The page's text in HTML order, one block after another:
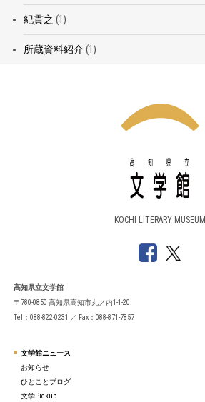
紀貫之 (1)
所蔵資料紹介(1)
KOCHI LITERARY MUSEUM
高知県立文学館
〒780-0850 高知県高知市丸ノ内1-1-20
Tel：088-822-0231 ／ Fax：088-871-7857
文学館ニュース
お知らせ
ひとことブログ
文学Pickup